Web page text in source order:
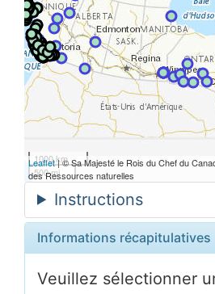
1000 km
500 mi
Leaflet| © Sa Majesté le Rois du Chef du
des Ressources naturelles
Informations récapitulatives
Veuillez sélectionner